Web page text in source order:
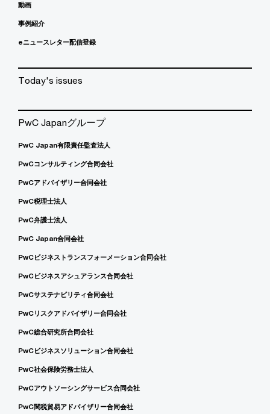
動画
事例紹介
eニュースレター配信登録
Today's issues
PwC Japanグループ
PwC Japan有限責任監査法人
PwCコンサルティング合同会社
PwCアドバイザリー合同会社
PwC税理士法人
PwC弁護士法人
PwC Japan合同会社
PwCビジネストランスフォーメーション合同会社
PwCビジネスアシュアランス合同会社
PwCサステナビリティ合同会社
PwCリスクアドバイザリー合同会社
PwC総合研究所合同会社
PwCビジネスソリューション合同会社
PwC社会保険労務士法人
PwCアウトソーシングサービス合同会社
PwC関税貿易アドバイザリー合同会社